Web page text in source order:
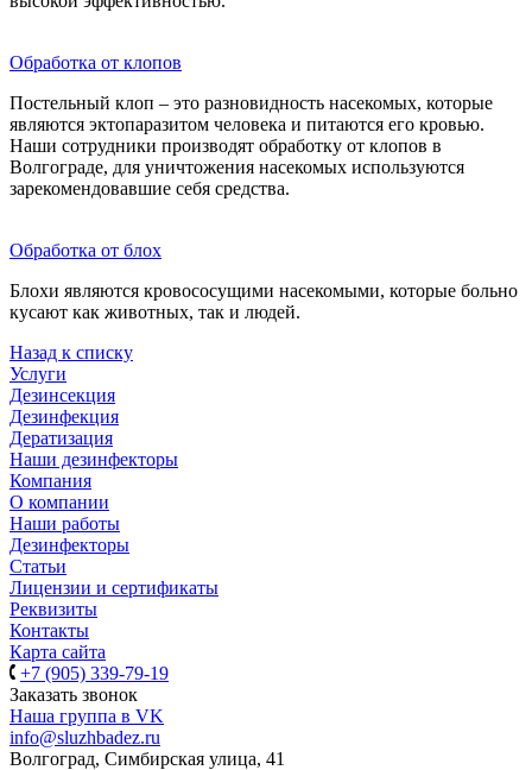
Обработка от клопов
Постельный клоп – это разновидность насекомых, которые
являются эктопаразитом человека и питаются его кровью.
Наши сотрудники производят обработку от клопов в
Волгограде, для уничтожения насекомых используются
зарекомендовавшие себя средства.
Обработка от блох
Блохи являются кровососущими насекомыми, которые больно
кусают как животных, так и людей.
Назад к списку
Услуги
Дезинсекция
Дезинфекция
Дератизация
Наши дезинфекторы
Компания
О компании
Наши работы
Дезинфекторы
Статьи
Лицензии и сертификаты
Реквизиты
Контакты
Карта сайта
+7 (905) 339-79-19
Заказать звонок
Наша группа в VK
info@sluzhbadez.ru
Волгоград, Симбирская улица, 41